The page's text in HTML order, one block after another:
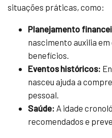
situações práticas, como:
Planejamento
nascimento auxilia
benefícios.
Eventos históricos:
nasceu ajuda a
pessoal.
Saúde: A idade
recomendados e